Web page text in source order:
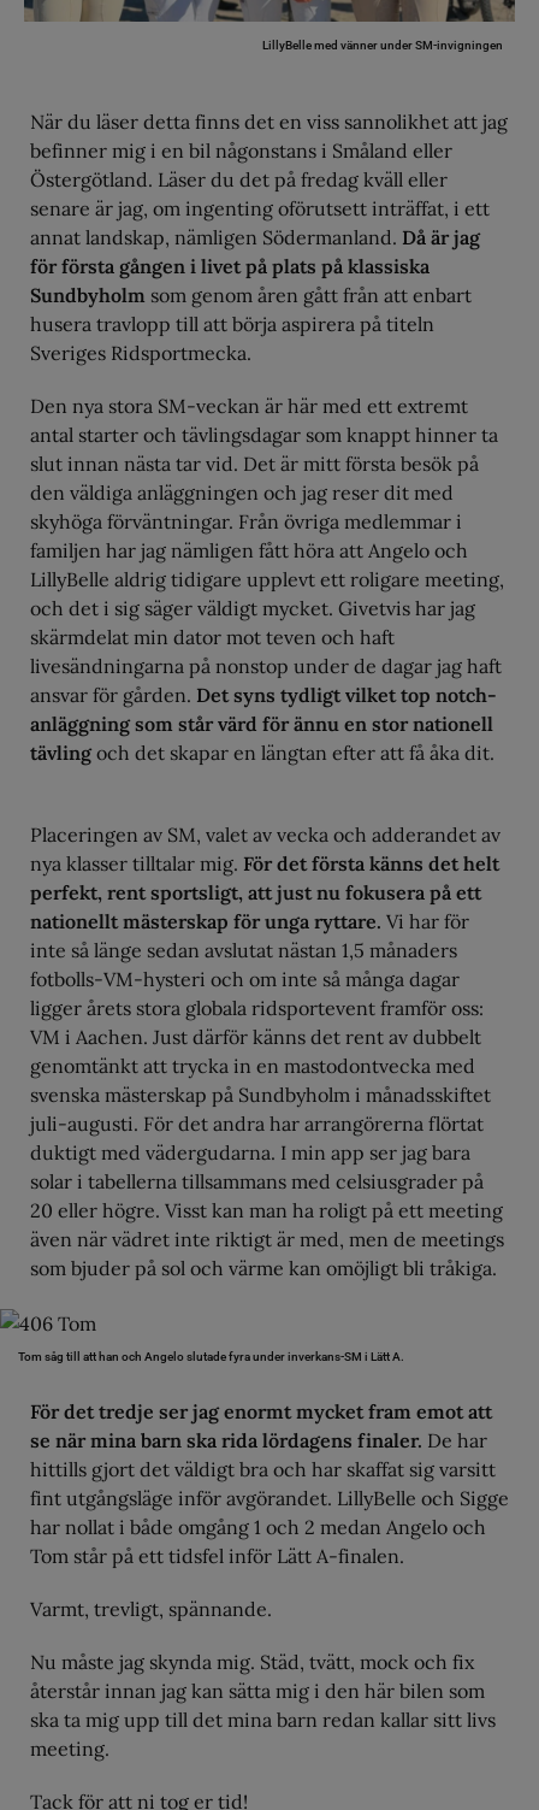
LillyBelle med vänner under SM-invigningen
När du läser detta finns det en viss sannolikhet att jag
befinner mig i en bil någonstans i Småland eller
Östergötland. Läser du det på fredag kväll eller
senare är jag, om ingenting oförutsett inträffat, i ett
annat landskap, nämligen Södermanland. Då är jag
för första gången i livet på plats på klassiska
Sundbyholm som genom åren gått från att enbart
husera travlopp till att börja aspirera på titeln
Sveriges Ridsportmecka.
Den nya stora SM-veckan är här med ett extremt
antal starter och tävlingsdagar som knappt hinner ta
slut innan nästa tar vid. Det är mitt första besök på
den väldiga anläggningen och jag reser dit med
skyhöga förväntningar. Från övriga medlemmar i
familjen har jag nämligen fått höra att Angelo och
LillyBelle aldrig tidigare upplevt ett roligare meeting,
och det i sig säger väldigt mycket. Givetvis har jag
skärmdelat min dator mot teven och haft
livesändningarna på nonstop under de dagar jag haft
ansvar för gården. Det syns tydligt vilket top notch-
anläggning som står värd för ännu en stor nationell
tävlingoch det skapar en längtan efter att få åka dit.
Placeringen av SM, valet av vecka och adderandet av
nya klasser tilltalar mig. För det första känns det helt
perfekt, rent sportsligt, att just nu fokusera på ett
nationellt mästerskap för unga ryttare. Vi har för
inte så länge sedan avslutat nästan 1,5 månaders
fotbolls-VM-hysteri och om inte så många dagar
ligger årets stora globala ridsportevent framför oss:
VM i Aachen. Just därför känns det rent av dubbelt
genomtänkt att trycka in en mastodontvecka med
svenska mästerskap på Sundbyholm i månadsskiftet
juli-augusti. För det andra har arrangörerna flörtat
duktigt med vädergudarna. I min app ser jag bara
solar i tabellerna tillsammans med celsiusgrader på
20 eller högre. Visst kan man ha roligt på ett meeting
även när vädret inte riktigt är med, men de meetings
som bjuder på sol och värme kan omöjligt bli tråkiga.
Tom såg till att han och Angelo slutade fyra under inverkans-SM i Lätt A.
För det tredje ser jag enormt mycket fram emot att
se när mina barn ska rida lördagens finaler. De har
hittills gjort det väldigt bra och har skaffat sig varsitt
fint utgångsläge inför avgörandet. LillyBelle och Sigge
har nollat i både omgång 1 och 2 medan Angelo och
Tom står på ett tidsfel inför Lätt A-finalen.
Varmt, trevligt, spännande.
Nu måste jag skynda mig. Städ, tvätt, mock och fix
återstår innan jag kan sätta mig i den här bilen som
ska ta mig upp till det mina barn redan kallar sitt livs
meeting.
Tack för att ni tog er tid!